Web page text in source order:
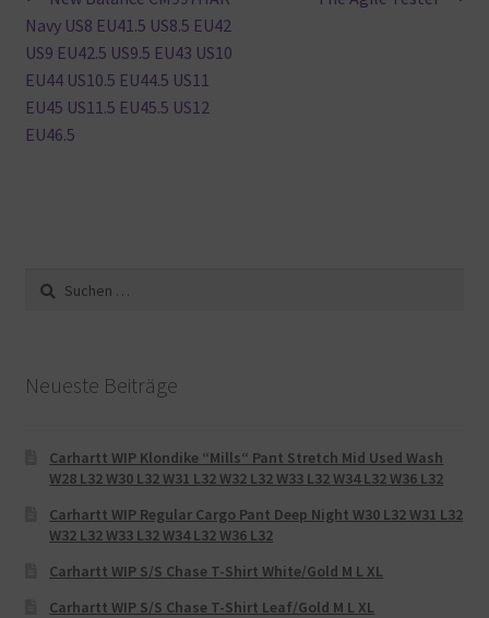
Beitrag:
Navy US8 EU41.5 US8.5 EU42
US9 EU42.5 US9.5 EU43 US10
EU44 US10.5 EU44.5 US11
EU45 US11.5 EU45.5 US12
EU46.5
Suche
nach:
Neueste Beiträge
Carhartt WIP Klondike “Mills“ Pant Stretch Mid Used Wash
W28 L32 W30 L32 W31 L32 W32 L32 W33 L32 W34 L32 W36 L32
Carhartt WIP Regular Cargo Pant Deep Night W30 L32 W31 L32
W32 L32 W33 L32 W34 L32 W36 L32
Carhartt WIP S/S Chase T-Shirt White/Gold M L XL
Carhartt WIP S/S Chase T-Shirt Leaf/Gold M L XL